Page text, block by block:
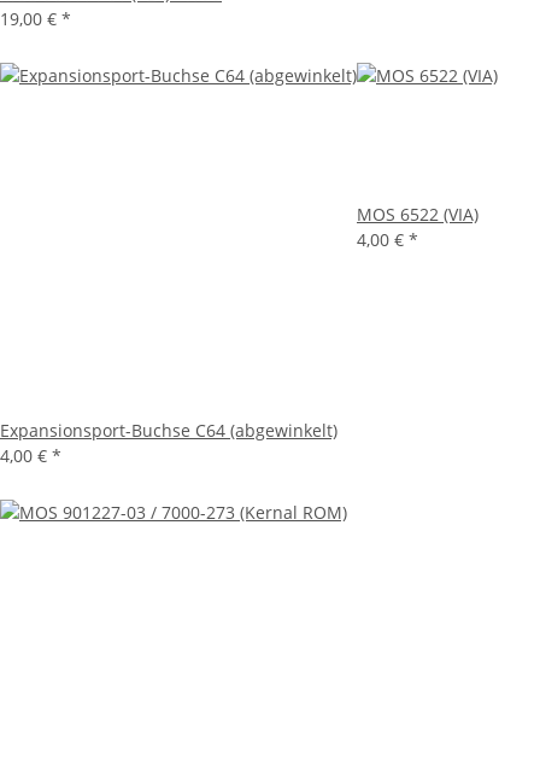
19,00 € *
Expansionsport-Buchse C64 (abgewinkelt)
4,00 € *
MOS 6522 (VIA)
4,00 € *